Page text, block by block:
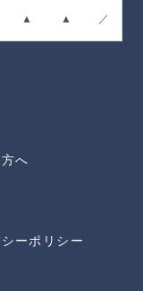
▲ ▲ ／
へ
ーポリシー